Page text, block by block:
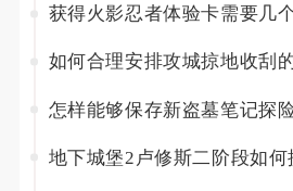
获得火影忍者体验卡需要几
如何合理安排攻城掠地收刮
地下城堡2卢修斯二阶段如何